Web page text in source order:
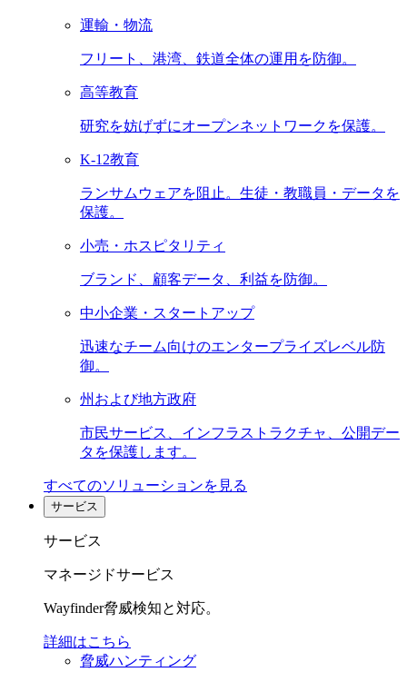
運輸・物流
フリート、港湾、鉄道全体の運用を防御。
高等教育
研究を妨げずにオープンネットワークを保護。
K-12教育
ランサムウェアを阻止。生徒・教職員・データを
保護。
小売・ホスピタリティ
ブランド、顧客データ、利益を防御。
中小企業・スタートアップ
迅速なチーム向けのエンタープライズレベル防
御。
州および地方政府
市民サービス、インフラストラクチャ、公開デー
タを保護します。
すべてのソリューションを見る
サービス
サービス
マネージドサービス
Wayfinder脅威検知と対応。
詳細はこちら
脅威ハンティング